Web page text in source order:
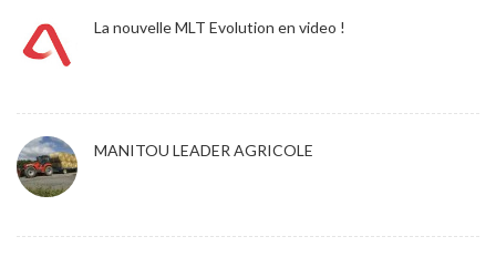
La nouvelle MLT Evolution en video !
MANITOU LEADER AGRICOLE